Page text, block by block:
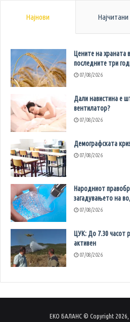
Најнови Најчитани
Цените на храната
последните три
07/08/2026
Дали навистина е
вентилатор?
07/08/2026
Демографската
07/08/2026
Народниот
загадувањето на
07/08/2026
ЦУК: До 7.30 часот
активен
07/08/2026
ЕКО БАЛАНС © Copyright 2026,